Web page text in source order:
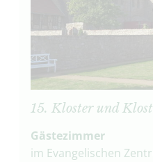
15. Kloster und
Gästezimmer
im Evangelischen